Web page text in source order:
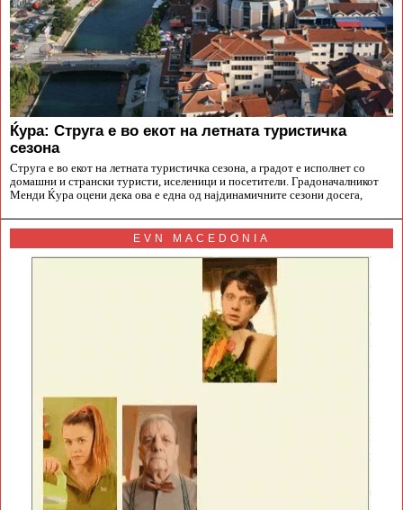
Ќура: Струга е во екот на летната туристичка
сезона
Струга е во екот на летната туристичка сезона, а градот е исполнет со
домашни и странски туристи, иселеници и посетители. Градоначалникот
Менди Ќура оцени дека ова е една од најдинамичните сезони досега,
EVN MACEDONIA